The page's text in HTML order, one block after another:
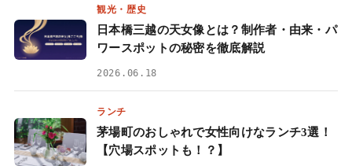
観光・歴史
日本橋三越の天女像とは？制作者・由来・パ
ワースポットの秘密を徹底解説
2026.06.18
ランチ
茅場町のおしゃれで女性向けなランチ3選！
【穴場スポットも！？】